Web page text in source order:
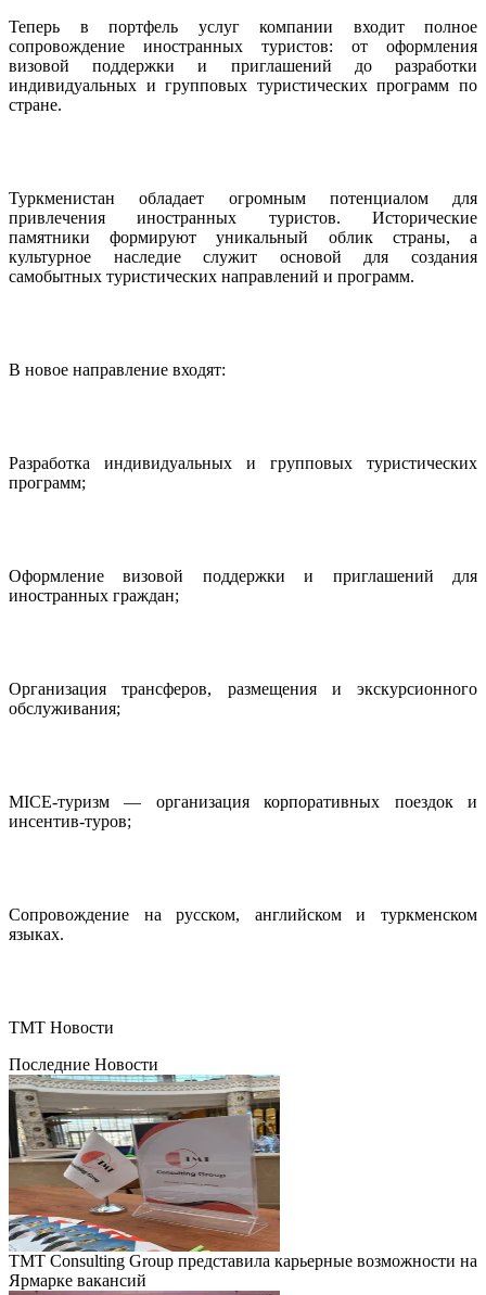
Теперь в портфель услуг компании входит полное
сопровождение иностранных туристов: от оформления
визовой поддержки и приглашений до разработки
индивидуальных и групповых туристических программ по
стране.
Туркменистан обладает огромным потенциалом для
привлечения иностранных туристов. Исторические
памятники формируют уникальный облик страны, а
культурное наследие служит основой для создания
самобытных туристических направлений и программ.
В новое направление входят:
Разработка индивидуальных и групповых туристических
программ;
Оформление визовой поддержки и приглашений для
иностранных граждан;
Организация трансферов, размещения и экскурсионного
обслуживания;
MICE-туризм — организация корпоративных поездок и
инсентив-туров;
Сопровождение на русском, английском и туркменском
языках.
ТМТ Новости
Последние Новости
TMT Consulting Group представила карьерные возможности на
Ярмарке вакансий